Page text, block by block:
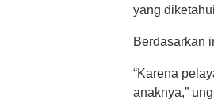
yang
Berdasarkan
“Karena
anaknya,”